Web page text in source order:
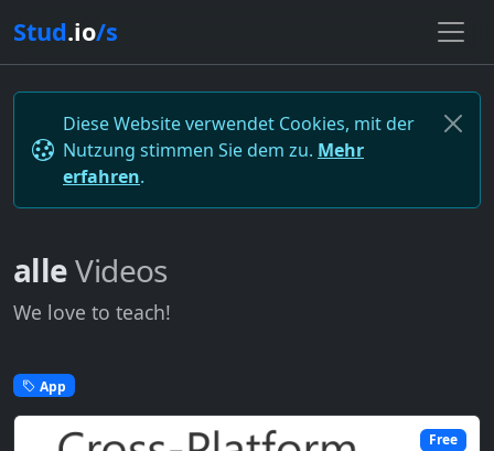
Stud.io/s
Diese Website verwendet Cookies, mit der
Nutzung stimmen Sie dem zu. Mehr
erfahren.
alleVideos
We love to teach!
App
Free